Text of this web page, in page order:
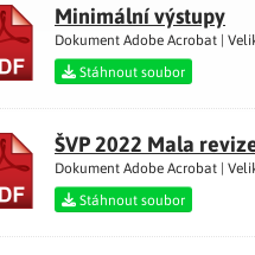
Minimální výstupy
Dokument Adobe Acrobat |
Stáhnout soubor
ŠVP 2022 Mala
Dokument Adobe Acrobat |
Stáhnout soubor